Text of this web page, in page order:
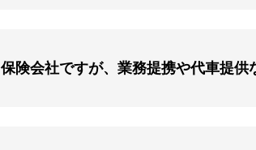
保険会社ですが、業務提携や代車提供